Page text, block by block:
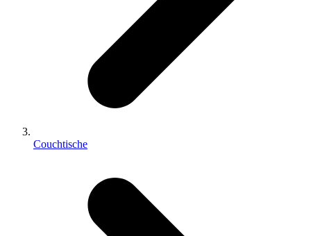
Couchtische